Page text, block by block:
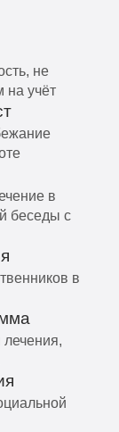
не
на учёт
в
беседы с
в